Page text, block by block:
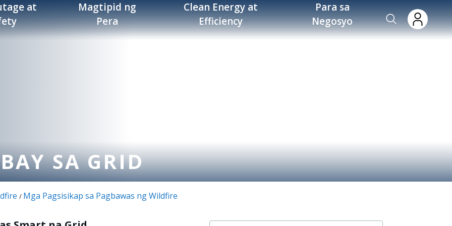
at
Magtipid ng
Pera
Clean Energy at
Efficiency
Para sa
Negosyo
SA GRID
/ Mga Pagsisikap sa Pagbawas ng Wildfire